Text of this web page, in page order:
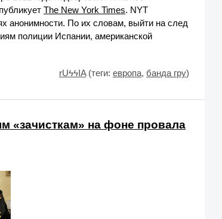
The New York Times. NYT
анонимности. По их словам, выйти на след
полиции Испании, американской
rUϟϟIA(теги: европа, банда гру)
«зачисткам» на фоне провала